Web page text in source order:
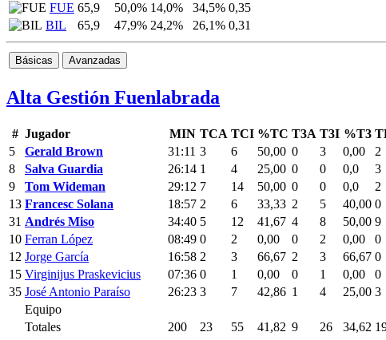
FUE 65,9 50,0% 14,0% 34,5% 0,35
BIL
65,9 47,9% 24,2% 26,1% 0,31
Básicas Avanzadas
Alta Gestión Fuenlabrada
# Jugador MIN TCA TCI %TC T3A T3I %T3
5
Gerald Brown 31:11 3 6 50,00 0 3 0,00 2
8
Salva Guardia 26:14 1 4 25,00 0 0 0,0 3
9
Tom Wideman 29:12 7 14 50,00 0 0 0,0 2
13 Francesc Solana 18:57 2 6 33,33 2 5 40,00 0
31 Andrés Miso 34:40 5 12 41,67 4 8 50,00 9
10 Ferran López 08:49 0 2 0,00 0 2 0,00 0
12 Jorge García 16:58 2 3 66,67 2 3 66,67 0
15 Virginijus Praskevicius 07:36 0 1 0,00 0 1 0,00 0
35 José Antonio Paraíso 26:23 3 7 42,86 1 4 25,00 3
Equipo
Totales
200 23 55 41,82 9 26 34,62